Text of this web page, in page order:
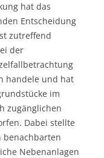
hat das
Entscheidung
zutreffend
der
handele und hat
im
zugänglichen
Dabei stellte
benachbarten
Nebenanlagen